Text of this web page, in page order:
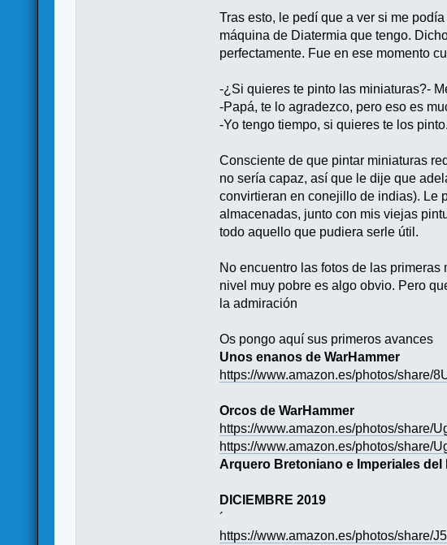
Tras esto, le pedí que a ver si me
máquina de Diatermia que tengo.
perfectamente. Fue en ese momento
-¿Si quieres te pinto las miniaturas?-
-Papá, te lo agradezco, pero eso es
-Yo tengo tiempo, si quieres te los pinto.
Consciente de que pintar miniaturas
no sería capaz, así que le dije que
convirtieran en conejillo de indias). Le
almacenadas, junto con mis viejas
todo aquello que pudiera serle útil.
No encuentro las fotos de las
nivel muy pobre es algo obvio. Pero
la admiración
Os pongo aquí sus primeros avances
Unos enanos de WarHammer
https://www.amazon.es/photos/share/
Orcos de WarHammer
https://www.amazon.es/photos/share/
https://www.amazon.es/photos/share/
Arquero Bretoniano e Imperiales del
DICIEMBRE 2019
´
https://www.amazon.es/photos/share/